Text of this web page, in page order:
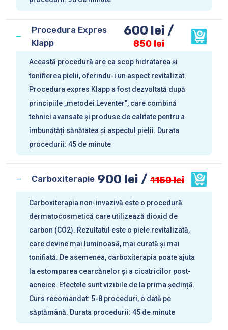
Procedura Expres
Klapp
600 lei /
850 lei
Această procedură are ca scop hidratarea și
tonifierea pielii, oferindu-i un aspect revitalizat.
Procedura expres Klapp a fost dezvoltată după
principiile „metodei Leventer”, care combină
tehnici avansate și produse de calitate pentru a
îmbunătăți sănătatea și aspectul pielii. Durata
procedurii: 45 de minute
Carboxiterapie 900 lei / 1150 lei
Carboxiterapia non-invazivă este o procedură
dermatocosmetică care utilizează dioxid de
carbon (CO2). Rezultatul este o piele revitalizată,
care devine mai luminoasă, mai curată și mai
tonifiată. De asemenea, carboxiterapia poate ajuta
la estomparea cearcănelor și a cicatricilor post-
acneice. Efectele sunt vizibile de la prima ședință.
Curs recomandat: 5-8 proceduri, o dată pe
săptămână. Durata procedurii: 45 de minute